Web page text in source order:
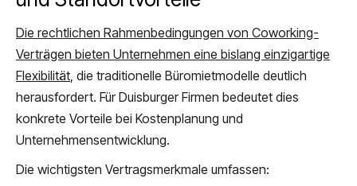
Die rechtlichen Rahmenbedingungen von Coworking-
Verträgen bieten Unternehmen eine bislang einzigartige
Flexibilität, die traditionelle Büromietmodelle deutlich
herausfordert. Für Duisburger Firmen bedeutet dies
konkrete Vorteile bei Kostenplanung und
Unternehmensentwicklung.
Die wichtigsten Vertragsmerkmale umfassen: